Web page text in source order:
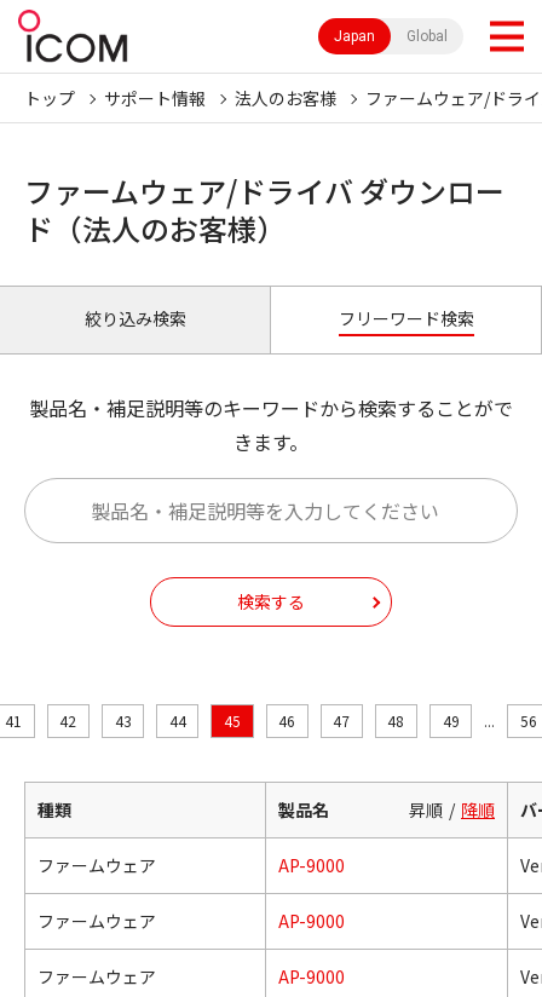
Japan Global
トップ サポート情報 法人のお客様 ファームウェア/ドラ
ファームウェア/ドライバ ダウンロー
ド（法人のお客様）
絞り込み検索 フリーワード検索
製品名・補足説明等のキーワードから検索することがで
きます。
検索する
41 42 43 44 45 46 47 48 49 ... 56
種類 製品名 昇順 降順
ファームウェア AP-9000
ファームウェア AP-9000
ファームウェア AP-9000